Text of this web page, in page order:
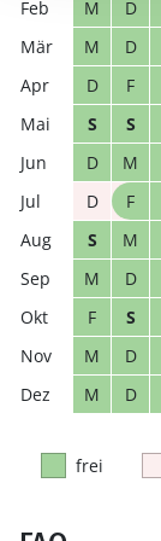
M
D
M
D
D
F
S
S
D
M
D
F
S
M
M
D
F
S
M
D
M
D
frei